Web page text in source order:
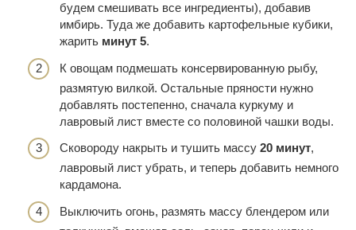
будем смешивать все ингредиенты), добавив
имбирь. Туда же добавить картофельные кубики,
жарить минут 5.
К овощам подмешать консервированную рыбу,
размятую вилкой. Остальные пряности нужно
добавлять постепенно, сначала куркуму и
лавровый лист вместе со половиной чашки воды.
Сковороду накрыть и тушить массу 20 минут,
лавровый лист убрать, и теперь добавить немного
кардамона.
Выключить огонь, размять массу блендером или